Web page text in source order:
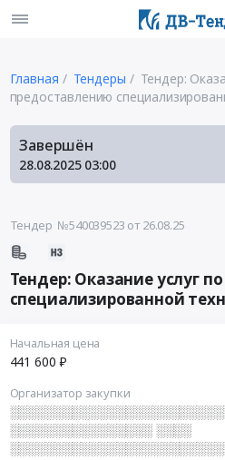
Главная Тендеры
Тендер:
предоставлению
Завершён
28.08.2025 03:00
Тендер №540039523 от 26.08.25
Тендер: Оказание услуг
специализированной
Начальная цена
441 600 ₽
Организатор закупки
░░░░░░░░░░░░░░░░ ░░░░